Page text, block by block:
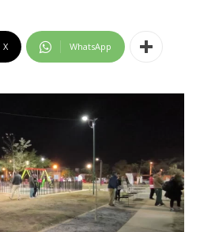
X WhatsApp